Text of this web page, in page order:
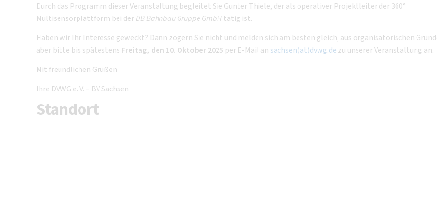
Durch das Programm dieser Veranstaltung begleitet Sie Gunter Thiele, der als operativer Projektleiter der 360°
Multisensorplattform bei derDB Bahnbau Gruppe GmbHtätig ist.
Haben wir Ihr Interesse geweckt? Dann zögern Sie nicht und melden sich am besten gleich, aus organisatorischen
aber bitte bis spätestens Freitag, den 10. Oktober 2025 per E-Mail an sachsen(at)dvwg.de zu unserer Veranstaltung an.
Mit freundlichen Grüßen
Ihre DVWG e. V. – BV Sachsen
Standort